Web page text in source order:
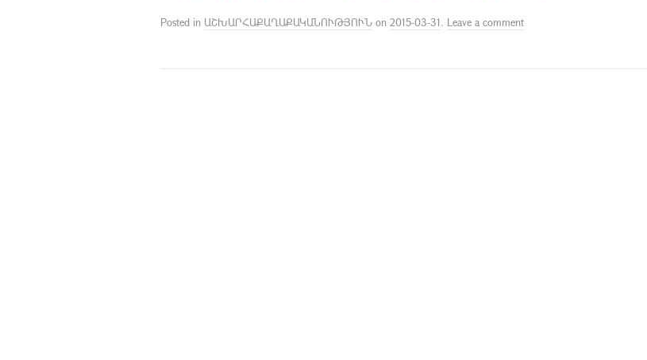
Posted in ԱՇԽԱՐՀԱՔԱՂԱՔԱԿԱՆՈՒԹՅՈՒՆ on 2015-03-31. Leave a comment